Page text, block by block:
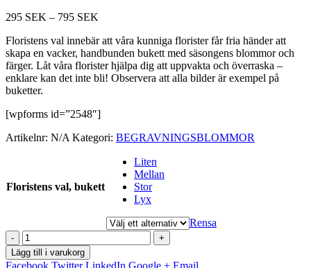
295 SEK – 795 SEK
SEK
till
795
SEK
Floristens val innebär att våra kunniga florister får fria händer att
skapa en vacker, handbunden bukett med säsongens blommor och
färger. Låt våra florister hjälpa dig att uppvakta och överraska –
enklare kan det inte bli! Observera att alla bilder är exempel på
buketter.
[wpforms id=”2548″]
Artikelnr: N/A Kategori: BEGRAVNINGSBLOMMOR
Floristens val, bukett
Liten
Mellan
Stor
Lyx
Rensa
-
+
Lägg till i varukorg
Facebook Twitter LinkedIn Google + Email